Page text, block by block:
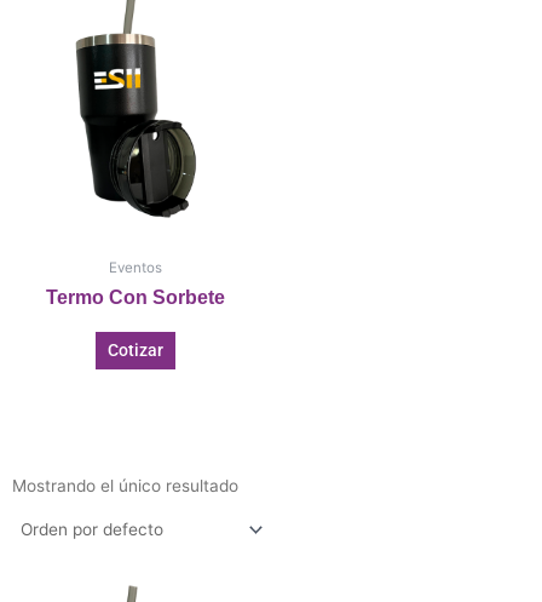
Eventos
Termo Con Sorbete
Cotizar
Mostrando el único resultado